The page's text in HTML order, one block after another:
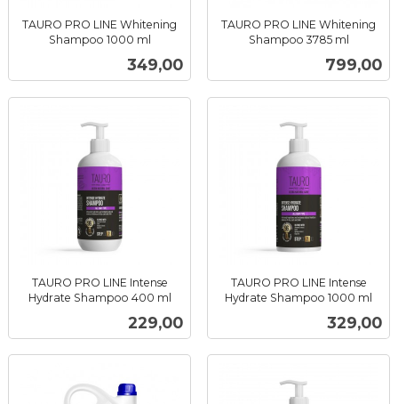
TAURO PRO LINE Whitening
Shampoo 1000 ml
Pris
349,00
TAURO PRO LINE Whitening
Shampoo 3785 ml
Pris
799,00
TAURO PRO LINE Intense
Hydrate Shampoo 400 ml
Pris
229,00
TAURO PRO LINE Intense
Hydrate Shampoo 1000 ml
Pris
329,00